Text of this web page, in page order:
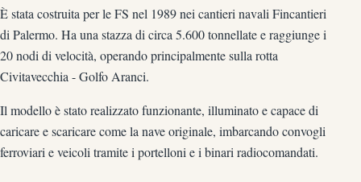
È stata costruita per le FS nel 1989 nei cantieri navali Fincantieri
di Palermo. Ha una stazza di circa 5.600 tonnellate e raggiunge i
20 nodi di velocità, operando principalmente sulla rotta
Civitavecchia - Golfo Aranci.
Il modello è stato realizzato funzionante, illuminato e capace di
caricare e scaricare come la nave originale, imbarcando convogli
ferroviari e veicoli tramite i portelloni e i binari radiocomandati.